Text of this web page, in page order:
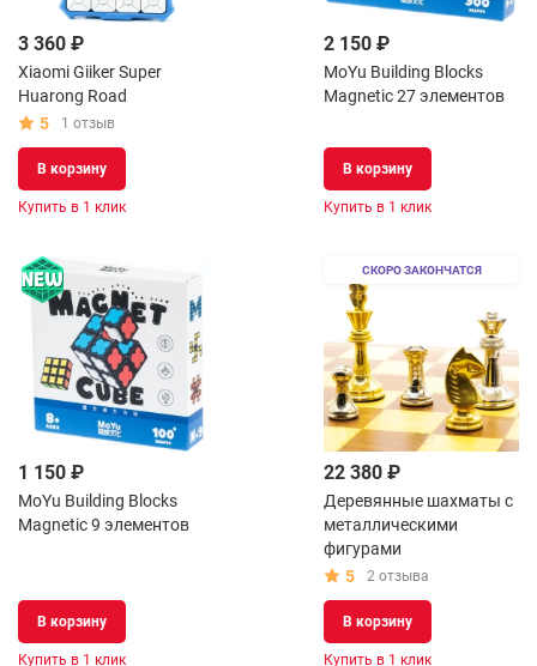
3 360 ₽
Xiaomi Giiker Super
Huarong Road
5
1 отзыв
В корзину
Купить в 1 клик
2 150 ₽
MoYu Building Blocks
Magnetic 27 элементов
В корзину
Купить в 1 клик
1 150 ₽
MoYu Building Blocks
Magnetic 9 элементов
В корзину
Купить в 1 клик
СКОРО ЗАКОНЧАТСЯ
22 380 ₽
Деревянные шахматы с
металлическими
фигурами
5
2 отзыва
В корзину
Купить в 1 клик